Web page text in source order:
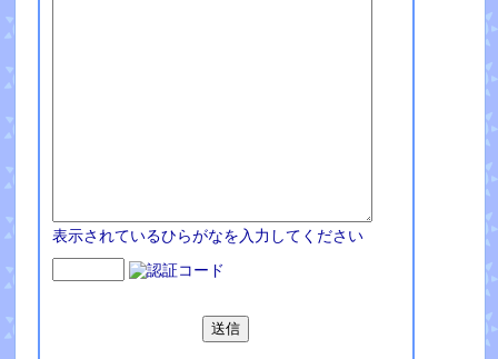
表示されているひらがなを入力してください